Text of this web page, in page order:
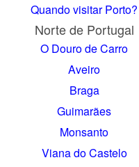
Quando visitar Porto?
Norte de Portugal
O Douro de Carro
Aveiro
Braga
Guimarães
Monsanto
Viana do Castelo